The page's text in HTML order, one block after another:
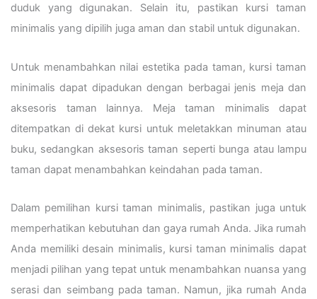
duduk yang digunakan. Selain itu, pastikan kursi taman
minimalis yang dipilih juga aman dan stabil untuk digunakan.
Untuk menambahkan nilai estetika pada taman, kursi taman
minimalis dapat dipadukan dengan berbagai jenis meja dan
aksesoris taman lainnya. Meja taman minimalis dapat
ditempatkan di dekat kursi untuk meletakkan minuman atau
buku, sedangkan aksesoris taman seperti bunga atau lampu
taman dapat menambahkan keindahan pada taman.
Dalam pemilihan kursi taman minimalis, pastikan juga untuk
memperhatikan kebutuhan dan gaya rumah Anda. Jika rumah
Anda memiliki desain minimalis, kursi taman minimalis dapat
menjadi pilihan yang tepat untuk menambahkan nuansa yang
serasi dan seimbang pada taman. Namun, jika rumah Anda